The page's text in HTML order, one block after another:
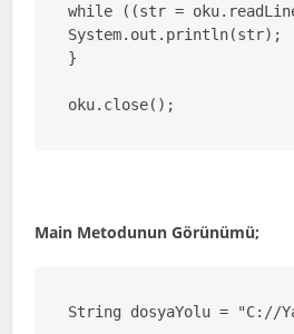
while ((str =
System.out.println(str);
}
oku.close();
Main Metodunun Görünümü;
String dosyaYolu =